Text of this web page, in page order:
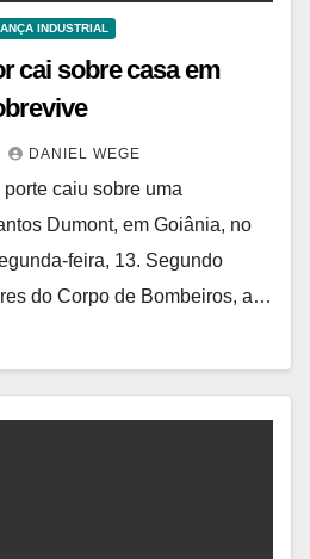
INDUSTRIAL
cai sobre casa em
DANIEL WEGE
caiu sobre uma
Dumont, em Goiânia, no
feira, 13. Segundo
do Corpo de Bombeiros, a…